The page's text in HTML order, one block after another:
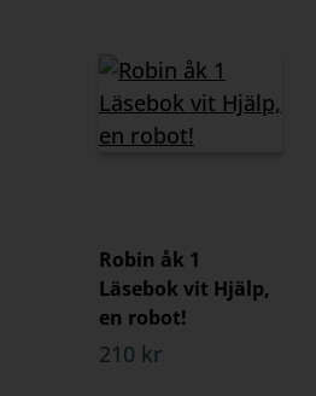
Robin åk 1
Läsebok vit Hjälp,
en robot!
210 kr